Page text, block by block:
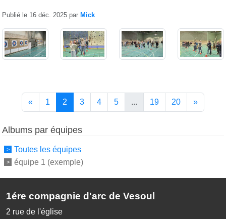
Publié le 16 déc. 2025 par Mick
« 1 2 3 4 5 ... 19 20 »
Albums par équipes
Toutes les équipes
équipe 1 (exemple)
1ére compagnie d'arc de Vesoul
2 rue de l'église